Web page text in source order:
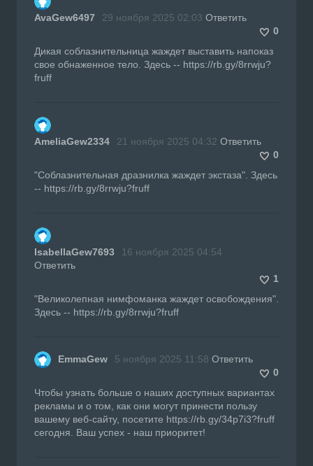
AvaGew6497 29 ноября 2025 02:03 Ответить
0
Дикая соблазнительница жаждет выставить напоказ
свое обнаженное тело. Здесь -- https://rb.gy/8rrwju?
fruff
AmeliaGew2334 21 ноября 2025 04:32 Ответить
0
"Соблазнительная дразнилка жаждет экстаза". Здесь
-- https://rb.gy/8rrwju?fruff
IsabellaGew7693
16 ноября 2025 04:54
Ответить
1
"Великолепная нимфоманка жаждет освобождения".
Здесь -- https://rb.gy/8rrwju?fruff
EmmaGew 5 ноября 2025 11:58 Ответить
0
Чтобы узнать больше о наших доступных вариантах
рекламы и о том, как они могут принести пользу
вашему веб-сайту, посетите https://rb.gy/34p7i3?fruff
сегодня. Ваш успех - наш приоритет!